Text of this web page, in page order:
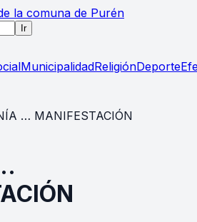
la comuna de Purén
Ir
MunicipalidadReligiónDeporte
… MANIFESTACIÓN